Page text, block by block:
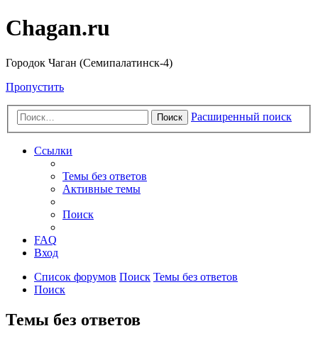
Chagan.ru
Городок Чаган (Семипалатинск-4)
Пропустить
Поиск Расширенный поиск
Ссылки
Темы без ответов
Активные темы
Поиск
FAQ
Вход
Список форумов Поиск Темы без ответов
Поиск
Темы без ответов